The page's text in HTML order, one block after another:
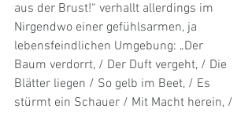
aus der Brust!“ verhallt allerdings im
Nirgendwo einer gefühlsarmen, ja
lebensfeindlichen Umgebung: „Der
Baum verdorrt, / Der Duft vergeht, / Die
Blätter liegen / So gelb im Beet, / Es
stürmt ein Schauer / Mit Macht herein, /